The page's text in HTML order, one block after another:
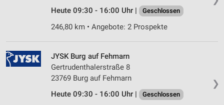
Heute 09:30 - 16:00 Uhr | Geschlossen
246,80 km • Angebote: 2 Prospekte
❯
JYSK Burg auf Fehmarn
Gertrudenthalerstraße 8
23769 Burg auf Fehmarn
Heute 09:30 - 16:00 Uhr |
Geschlossen